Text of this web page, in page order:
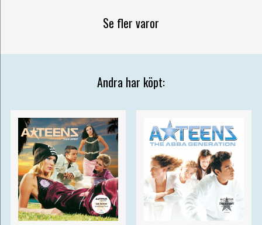
Se fler varor
Andra har köpt: